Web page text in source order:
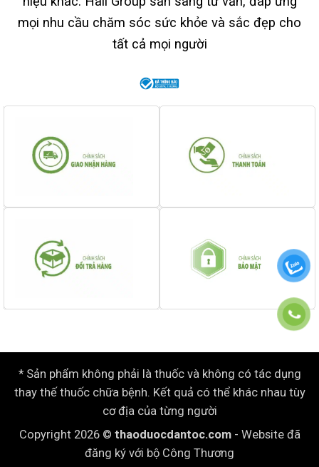
mọi nhu cầu chăm sóc sức khỏe và sắc đẹp cho
tất cả mọi người
* Sản phẩm không phải là thuốc và không có tác dụng
thay thế thuốc chữa bệnh. Kết quả có thể khác nhau tùy
cơ địa của từng người
Copyright 2026 © thaoduocdantoc.com- Website đã
đăng ký với bộ Công Thương